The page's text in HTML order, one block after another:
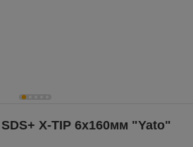
X-TIP 6x160мм "Yato"